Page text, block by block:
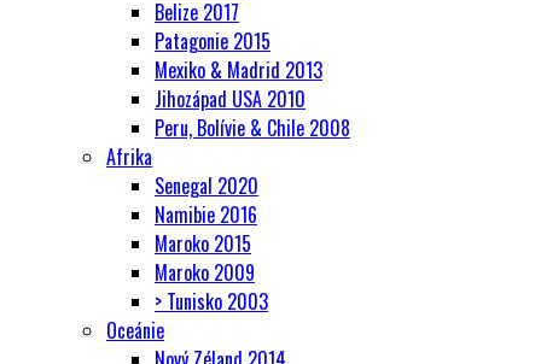
Belize 2017
Patagonie 2015
Mexiko & Madrid 2013
Jihozápad USA 2010
Peru, Bolívie & Chile 2008
Afrika
Senegal 2020
Namibie 2016
Maroko 2015
Maroko 2009
> Tunisko 2003
Oceánie